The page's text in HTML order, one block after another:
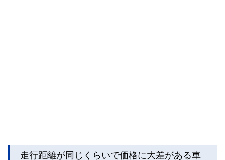
走行距離が同じくらいで価格に大差がある車